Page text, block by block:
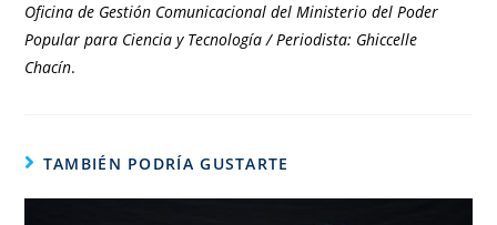
Oficina de Gestión Comunicacional del Ministerio del Poder
Popular para Ciencia y Tecnología / Periodista: Ghiccelle
Chacín.
TAMBIÉN PODRÍA GUSTARTE